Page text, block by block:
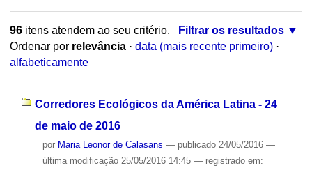
96itens atendem ao seu critério.
Filtrar os resultados
Ordenar por relevância · data (mais recente primeiro) ·
alfabeticamente
Corredores Ecológicos da América Latina - 24
de maio de 2016
por Maria Leonor de Calasans — publicado24/05/2016 —
última modificação25/05/2016 14:45 — registrado em: